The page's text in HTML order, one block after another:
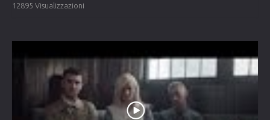
12895 Visualizzazioni